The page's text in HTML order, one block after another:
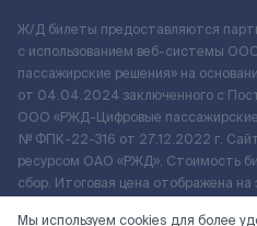
Ж/Д билеты предоставляются
с использованием веб-системы
пассажирские решения» на
от 04.04.2024 заключенного с
ООО «РЖД-Цифровые
№ ФПК-22-316 от 27.12.2022 г.
ресурсом ОАО «РЖД». Стоимость
сбор. Итоговая цена отображена
Мы используем cookies для более